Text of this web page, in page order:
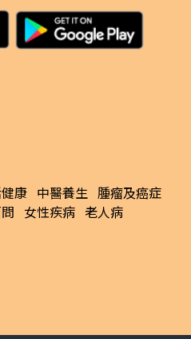
康 中醫養生 腫瘤及癌症
女性疾病 老人病